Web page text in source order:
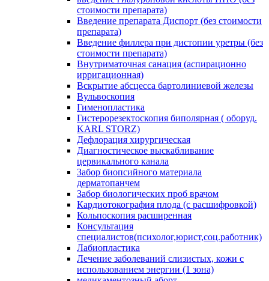
стоимости препарата)
Введение препарата Диспорт (без стоимости
препарата)
Введение филлера при дистопии уретры (без
стоимости препарата)
Внутриматочная санация (аспирационно
ирригационная)
Вскрытие абсцесса бартолиниевой железы
Вульвоскопия
Гименопластика
Гистерорезектоскопия биполярная ( оборуд.
KARL STORZ)
Дефлорация хирургическая
Диагностическое выскабливание
цервикального канала
Забор биопсийного материала
дерматопанчем
Забор биологических проб врачом
Кардиотокография плода (с расшифровкой)
Кольпоскопия расширенная
Консультация
специалистов(психолог,юрист,соц.работник)
Лабиопластика
Лечение заболеваний слизистых, кожи с
использованием энергии (1 зона)